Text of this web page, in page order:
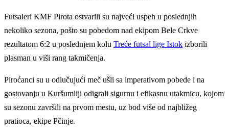
Futsaleri KMF Pirota ostvarili su najveći uspeh u poslednjih
nekoliko sezona, pošto su pobedom nad ekipom Bele Crkve
rezultatom 6:2 u poslednjem kolu Treće futsal lige Istok izborili
plasman u viši rang takmičenja.
Piroćanci su u odlučujući meč ušli sa imperativom pobede i na
gostovanju u Kuršumliji odigrali sigurnu i efikasnu utakmicu, kojom
su sezonu završili na prvom mestu, uz bod više od najbližeg
pratioca, ekipe Pčinje.